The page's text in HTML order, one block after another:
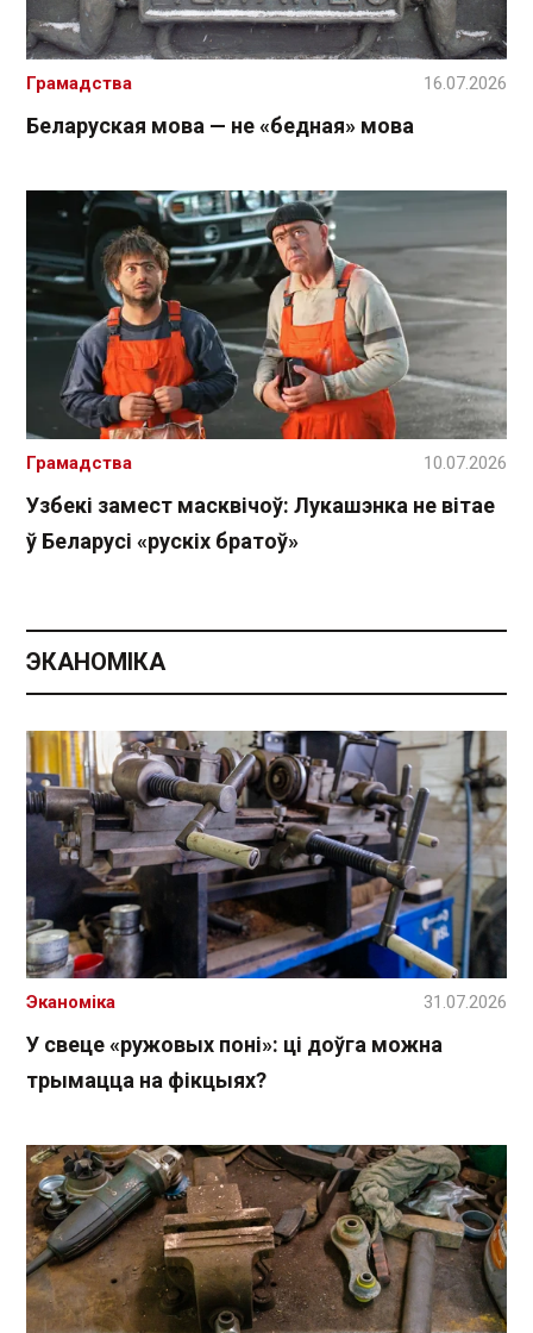
Беларуская мова — не «бедная» мова
Грамадства 16.07.2026
Узбекі замест масквічоў: Лукашэнка не вітае
ў Беларусі «рускіх братоў»
Грамадства 10.07.2026
ЭКАНОМІКА
У свеце «ружовых поні»: ці доўга можна
трымацца на фікцыях?
Эканоміка 31.07.2026